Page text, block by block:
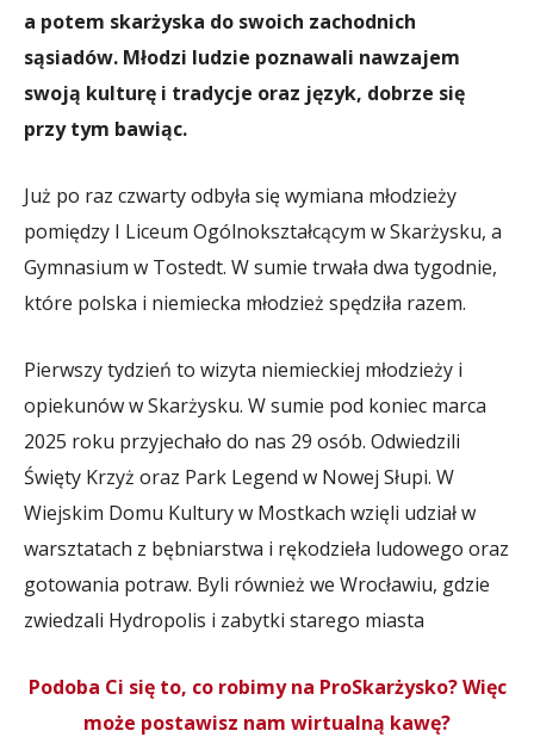
a potem skarżyska do swoich zachodnich
sąsiadów. Młodzi ludzie poznawali nawzajem
swoją kulturę i tradycje oraz język, dobrze się
przy tym bawiąc.
Już po raz czwarty odbyła się wymiana młodzieży
pomiędzy I Liceum Ogólnokształcącym w Skarżysku, a
Gymnasium w Tostedt. W sumie trwała dwa tygodnie,
które polska i niemiecka młodzież spędziła razem.
Pierwszy tydzień to wizyta niemieckiej młodzieży i
opiekunów w Skarżysku. W sumie pod koniec marca
2025 roku przyjechało do nas 29 osób. Odwiedzili
Święty Krzyż oraz Park Legend w Nowej Słupi. W
Wiejskim Domu Kultury w Mostkach wzięli udział w
warsztatach z bębniarstwa i rękodzieła ludowego oraz
gotowania potraw. Byli również we Wrocławiu, gdzie
zwiedzali Hydropolis i zabytki starego miasta
Podoba Ci się to, co robimy na ProSkarżysko? Więc
może postawisz nam wirtualną kawę?